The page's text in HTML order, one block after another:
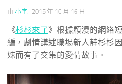
由 小宅 · 2015 年 10 月 16 日
《杉杉來了》根據顧漫的網絡
編，劇情講述職場新人薛杉杉
妹而有了交集的愛情故事。